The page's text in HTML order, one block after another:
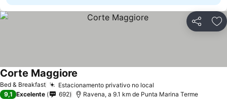
Partilhar
Bed & Breakfast Estacionamento privativo no local
Corte Maggiore
9,1 Excelente 692 Ravena, a 9.1 km de Punta Marina Terme